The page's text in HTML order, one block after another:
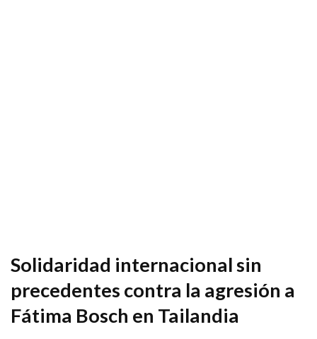
Solidaridad internacional sin
precedentes contra la agresión a
Fátima Bosch en Tailandia